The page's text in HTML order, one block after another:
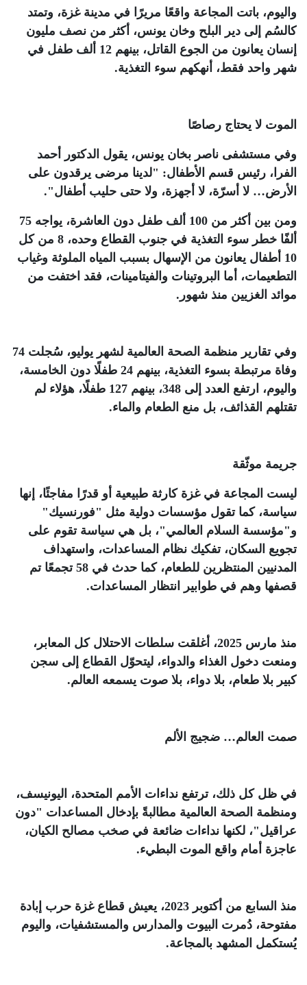
واليوم، باتت المجاعة واقعًا مريرًا في مدينة غزة، وتمتد
كالسُم إلى دير البلح وخان يونس، أكثر من نصف مليون
إنسان يعانون من الجوع القاتل، بينهم 12 ألف طفل في
شهر واحد فقط، أنهكهم سوء التغذية.
الموت لا يحتاج رصاصًا
وفي مستشفى ناصر بخان يونس، يقول الدكتور أحمد
الفرا، رئيس قسم الأطفال: "لدينا مرضى يرقدون على
الأرض… لا أسرّة، لا أجهزة، ولا حتى حليب أطفال".
ومن بين أكثر من 100 ألف طفل دون العاشرة، يواجه 75
ألفًا خطر سوء التغذية في جنوب القطاع وحده، 8 من كل
10 أطفال يعانون من الإسهال بسبب المياه الملوثة وغياب
التطعيمات، أما البروتينات والفيتامينات، فقد اختفت من
موائد الغزيين منذ شهور .
وفي تقارير منظمة الصحة العالمية لشهر يوليو، سُجلت 74
وفاة مرتبطة بسوء التغذية، بينهم 24 طفلًا دون الخامسة،
واليوم، ارتفع العدد إلى 348، بينهم 127 طفلًا، هؤلاء لم
تقتلهم القذائف، بل منع الطعام والماء.
جريمة موثّقة
ليست المجاعة في غزة كارثة طبيعية أو قدرًا مفاجئًا، إنها
سياسة، كما تقول مؤسسات دولية مثل "فورنسيك"
و"مؤسسة السلام العالمي"، بل هي سياسة تقوم على
تجويع السكان، تفكيك نظام المساعدات، واستهداف
المدنيين المنتظرين للطعام، كما حدث في 58 تجمعًا تم
قصفها وهم في طوابير انتظار المساعدات.
منذ مارس 2025، أغلقت سلطات الاحتلال كل المعابر،
ومنعت دخول الغذاء والدواء، ليتحوّل القطاع إلى سجن
كبير بلا طعام، بلا دواء، بلا صوت يسمعه العالم.
صمت العالم… ضجيج الألم
في ظل كل ذلك، ترتفع نداءات الأمم المتحدة، اليونيسف،
ومنظمة الصحة العالمية مطالبةً بإدخال المساعدات "دون
عراقيل"، لكنها نداءات ضائعة في صخب مصالح الكيان،
عاجزة أمام واقع الموت البطيء.
منذ السابع من أكتوبر 2023، يعيش قطاع غزة حرب إبادة
مفتوحة، دُمرت البيوت والمدارس والمستشفيات، واليوم
يُستكمل المشهد بالمجاعة.